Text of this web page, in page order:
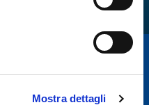
Mostra dettagli